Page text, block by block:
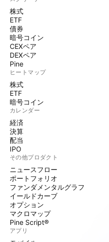
株式
ETF
債券
暗号コイン
CEXペア
DEXペア
Pine
ヒートマップ
株式
ETF
暗号コイン
カレンダー
経済
決算
配当
IPO
その他プロダクト
ニュースフロー
ポートフォリオ
ファンダメンタルグラフ
イールドカーブ
オプション
マクロマップ
Pine Script®
アプリ